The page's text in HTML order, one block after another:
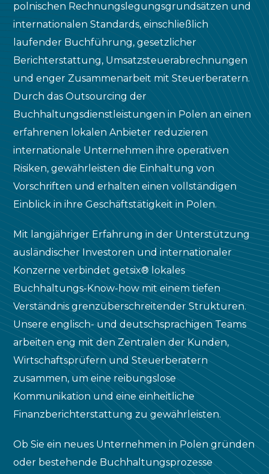
polnischen Rechnungslegungsgrundsätzen und
internationalen Standards, einschließlich
laufender Buchführung, gesetzlicher
Berichterstattung, Umsatzsteuerabrechnungen
und enger Zusammenarbeit mit Steuerberatern.
Durch das Outsourcing der
Buchhaltungsdienstleistungen in Polen an einen
erfahrenen lokalen Anbieter reduzieren
internationale Unternehmen ihre operativen
Risiken, gewährleisten die Einhaltung von
Vorschriften und erhalten einen vollständigen
Einblick in ihre Geschäftstätigkeit in Polen.
Mit langjähriger Erfahrung in der Unterstützung
ausländischer Investoren und internationaler
Konzerne verbindet getsix® lokales
Buchhaltungs-Know-how mit einem tiefen
Verständnis grenzüberschreitender Strukturen.
Unsere englisch- und deutschsprachigen Teams
arbeiten eng mit den Zentralen der Kunden,
Wirtschaftsprüfern und Steuerberatern
zusammen, um eine reibungslose
Kommunikation und eine einheitliche
Finanzberichterstattung zu gewährleisten.
Ob Sie ein neues Unternehmen in Polen gründen
oder bestehende Buchhaltungsprozesse